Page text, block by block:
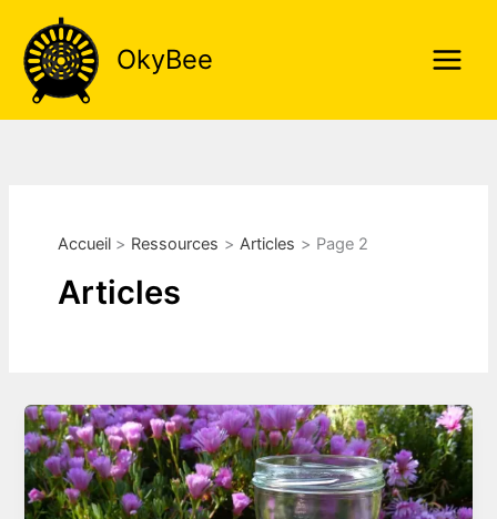
contenu
OkyBee
Accueil Ressources Articles Page 2
Articles